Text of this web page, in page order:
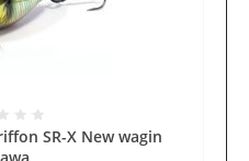
SR-X New wagin